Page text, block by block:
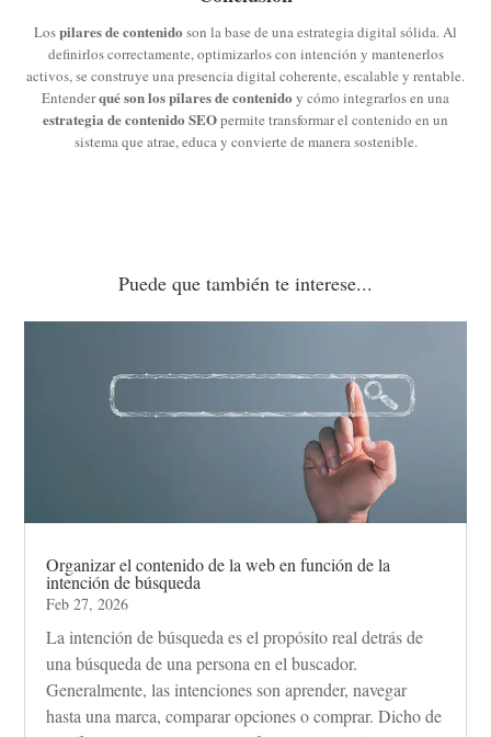
Lospilares de contenido son la base de una estrategia digital sólida. Al
definirlos correctamente, optimizarlos con intención y mantenerlos
activos, se construye una presencia digital coherente, escalable y rentable.
Entenderqué son los pilares de contenido y cómo integrarlos en una
estrategia de contenido SEOpermite transformar el contenido en un
sistema que atrae, educa y convierte de manera sostenible.
Puede que también te interese...
Organizar el contenido de la web en función de la
intención de búsqueda
Feb 27, 2026
La intención de búsqueda es el propósito real detrás de
una búsqueda de una persona en el buscador.
Generalmente, las intenciones son aprender, navegar
hasta una marca, comparar opciones o comprar. Dicho de